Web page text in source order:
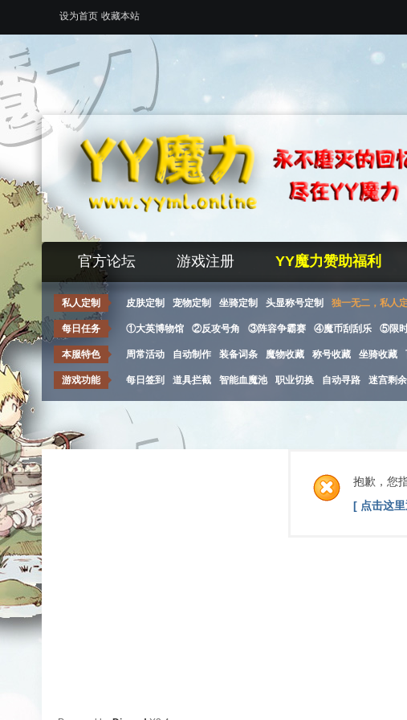
设为首页 收藏本站
官方论坛 游戏注册 YY魔力赞助福利
私人定制 皮肤定制 宠物定制 坐骑定制 头显称号定制 独一无二，私人
每日任务 ①大英博物馆 ②反攻号角 ③阵容争霸赛 ④魔币刮刮乐 ⑤限
本服特色 周常活动 自动制作 装备词条 魔物收藏 称号收藏 坐骑收藏
游戏功能 每日签到 道具拦截 智能血魔池 职业切换 自动寻路 迷宫剩
抱歉，您
[ 点击这